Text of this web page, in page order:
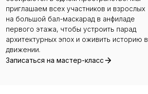
приглашаем всех участников и взрослых
на большой бал-маскарад в анфиладе
первого этажа, чтобы устроить парад
архитектурных эпох и оживить историю в
движении.
Записаться на мастер-класс